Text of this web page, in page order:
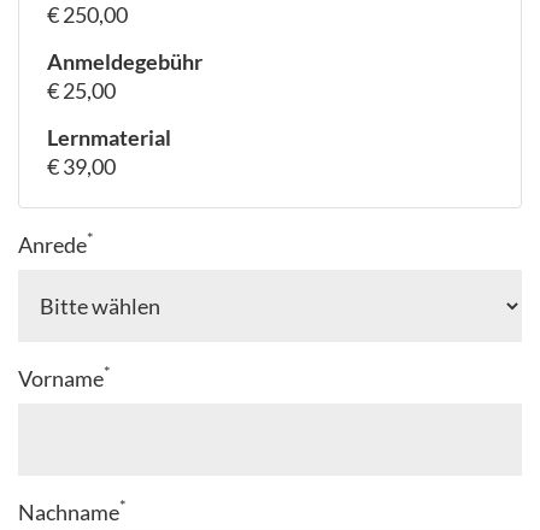
€ 250,00
Anmeldegebühr
€ 25,00
Lernmaterial
€ 39,00
Anrede*
Vorname*
Nachname*